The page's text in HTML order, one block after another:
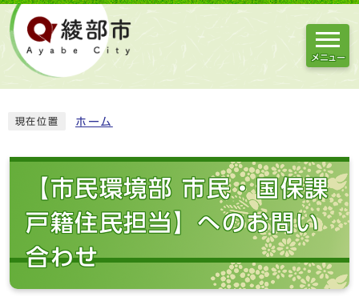
メニュー
現在位置 ホーム
【市民環境部 市民・国保課
戸籍住民担当】へのお問い
合わせ